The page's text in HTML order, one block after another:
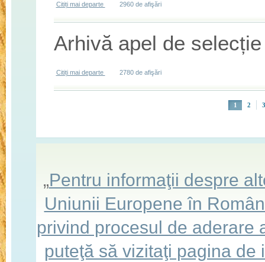
Citiți mai departe despre Arhivă apel de selecție - M 41.141
2960 de afişări
Arhivă apel de
Citiți mai departe despre Arhivă apel de selecție - M 41.123
2780 de afişări
1 2 3
„Pentru informaţii despre
Uniunii Europene în
privind procesul de aderare
puteţă să vizitaţi pagina